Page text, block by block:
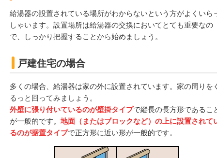
給湯器の設置されている場所がわからないという方がよくいら
しゃいます。設置場所は給湯器の交換においてとても重要なの
で、しっかり把握することから始めましょう。
戸建住宅の場合
多くの場合、給湯器は家の外に設置されています。家の周りを
るっと回ってみましょう。
外壁に張り付いているのが壁掛タイプで縦長の長方形であるこ
が一般的です。 地面（またはブロックなど）の上に設置されて
るのが据置タイプで正方形に近い形が一般的です。